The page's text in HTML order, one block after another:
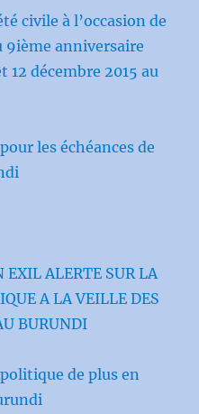
civile à l’occasion de
anniversaire
12 décembre 2015 au
les échéances de
EXIL ALERTE SUR LA
A LA VEILLE DES
BURUNDI
de plus en